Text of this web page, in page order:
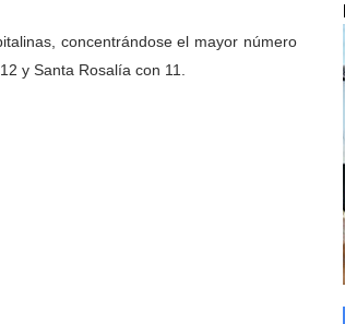
LAGO Venezuela, edición Mérida
políticas sociales en Mérida
de 993 nuevos bachilleres de Mérida
concentrándose el mayor número
y Santa Rosalía con 11.